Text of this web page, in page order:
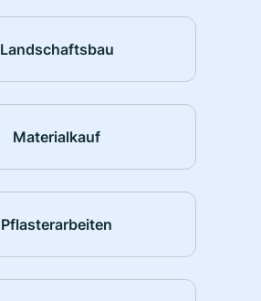
Landschaftsbau
Materialkauf
Pflasterarbeiten